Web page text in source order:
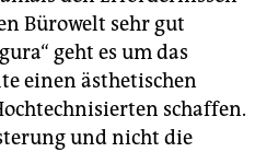
Bürowelt sehr gut
geht es um das
einen ästhetischen
schaffen.
und nicht die